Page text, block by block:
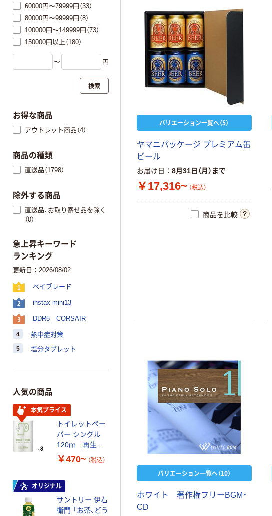
バリエーション一覧へ（5）
ヤマニパッケージ プ レミ アム缶
ビール
お届け日 8月31日（月）まで
￥17,316~ （税込）
商品を比較
バリエーション一覧へ（10）
ホワイ ト 著作権フ リ ーBGM ・
CD
60000円～79999円（33）
80000円～99999円（8）
100000円～149999円（73）
150000円以上（180）
〜 円
検索
お得な商品
アウトレット商品（4）
商品の種類
直送品（1798）
除外する商品
直送品、お取り寄せ品を除く
（0）
急上昇キーワード
ランキング
更新日：2026/08/02
1 ベイブレード
2 instax mini13
3 DDR5 CORSAIR
4 熱中症対策
5 塩分タブレット
人気の商品
本気プライス
トイレットペー
パー シングル
120ｍ 再生紙
100% 6ロール
リサイクル100
証
￥470~ （税込）
オリジナル
サントリー 伊右
衛門 「お茶、どう